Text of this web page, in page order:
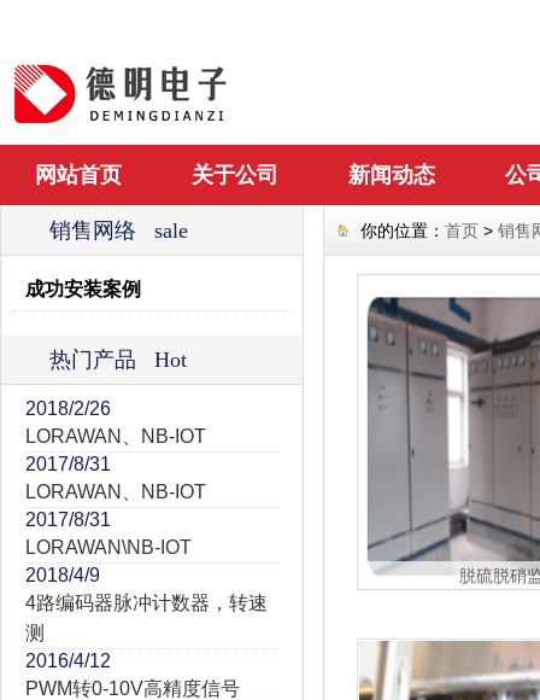
网站首页 关于公司 新闻动态 公
销售网络 sale
成功安装案例
热门产品 Hot
2018/2/26
LORAWAN、NB-IOT
2017/8/31
LORAWAN、NB-IOT
2017/8/31
LORAWAN\NB-IOT
2018/4/9
4路编码器脉冲计数器，转速
测
2016/4/12
PWM转0-10V高精度信号
你的位置： 首页 > 销售
脱硫脱硝